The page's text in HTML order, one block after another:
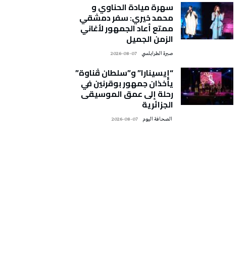
سهرة ميادة الحناوي و
محمد خيري: سفر دمشقي
ممتع أعاد الجمهور لأغاني
الزمن الجميل
صبرة الطرابلسي 2026-08-07
“إيسينارا” و”سلطان ڤناوة”
يأخذان جمهور بوقرنين في
رحلة إلى عمق الموسيقى
الجزائرية
2026-08-07